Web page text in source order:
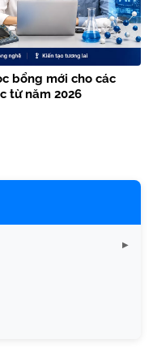
bổng mới cho các
từ năm 2026